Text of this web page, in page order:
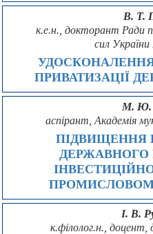
В. Т.
к.е.н., докторант Ради
сил
ПРИВАТИЗАЦІЇ
М. Ю.
аспірант, Академія
ПІДВИЩЕННЯ
ДЕРЖАВНОГО
І. В.
к.філолог.н.,